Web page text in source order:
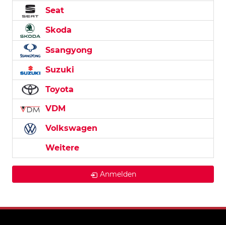
Seat
Skoda
Ssangyong
Suzuki
Toyota
VDM
Volkswagen
Weitere
Anmelden